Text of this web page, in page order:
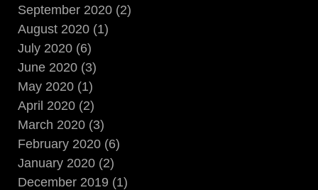
September 2020 (2)
August 2020 (1)
July 2020 (6)
June 2020 (3)
May 2020 (1)
April 2020 (2)
March 2020 (3)
February 2020 (6)
January 2020 (2)
December 2019 (1)